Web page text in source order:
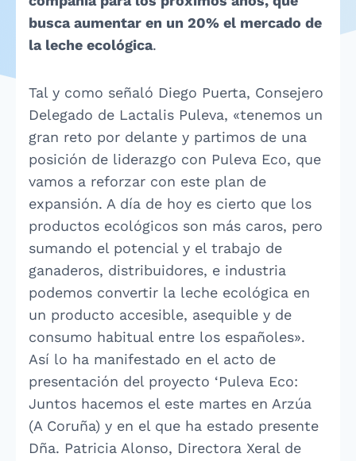
busca aumentar en un 20% el mercado de
la leche ecológica.
Tal y como señaló Diego Puerta, Consejero
Delegado de Lactalis Puleva, «tenemos un
gran reto por delante y partimos de una
posición de liderazgo con Puleva Eco, que
vamos a reforzar con este plan de
expansión. A día de hoy es cierto que los
productos ecológicos son más caros, pero
sumando el potencial y el trabajo de
ganaderos, distribuidores, e industria
podemos convertir la leche ecológica en
un producto accesible, asequible y de
consumo habitual entre los españoles».
Así lo ha manifestado en el acto de
presentación del proyecto ‘Puleva Eco:
Juntos hacemos el este martes en Arzúa
(A Coruña) y en el que ha estado presente
Dña. Patricia Alonso, Directora Xeral de